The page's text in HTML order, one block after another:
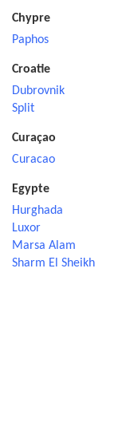
Chypre
Paphos
Croatie
Dubrovnik
Split
Curaçao
Curacao
Egypte
Hurghada
Luxor
Marsa Alam
Sharm El Sheikh